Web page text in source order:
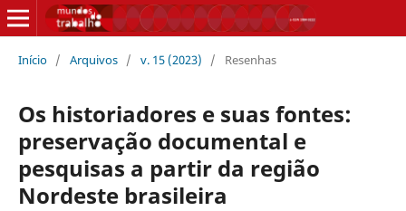
Início / Arquivos / v. 15 (2023) / Resenhas
Os historiadores e suas fontes:
preservação documental e
pesquisas a partir da região
Nordeste brasileira